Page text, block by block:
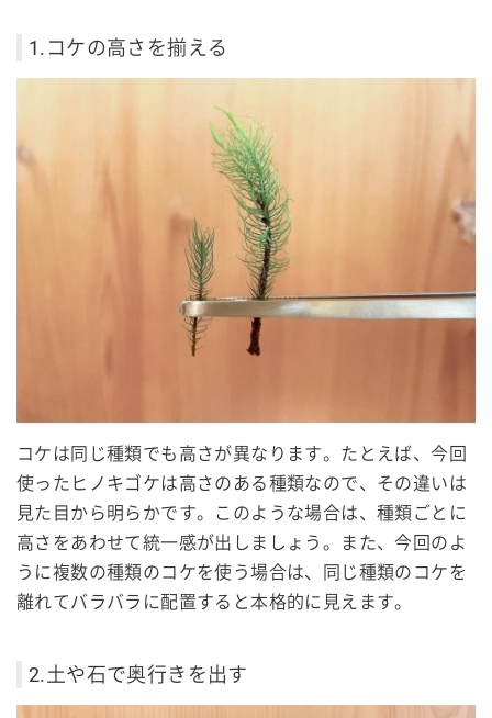
1.コケの高さを揃える
コケは同じ種類でも高さが異なります。たとえば、今回
使ったヒノキゴケは高さのある種類なので、その違いは
見た目から明らかです。このような場合は、種類ごとに
高さをあわせて統一感が出しましょう。また、今回のよ
うに複数の種類のコケを使う場合は、同じ種類のコケを
離れてバラバラに配置すると本格的に見えます。
2.土や石で奥行きを出す